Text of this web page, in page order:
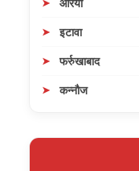
औरैया
इटावा
फर्रुखाबाद
कन्नौज